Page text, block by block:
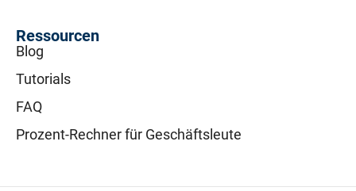
Ressourcen
Blog
Tutorials
FAQ
Prozent-Rechner für Geschäftsleute